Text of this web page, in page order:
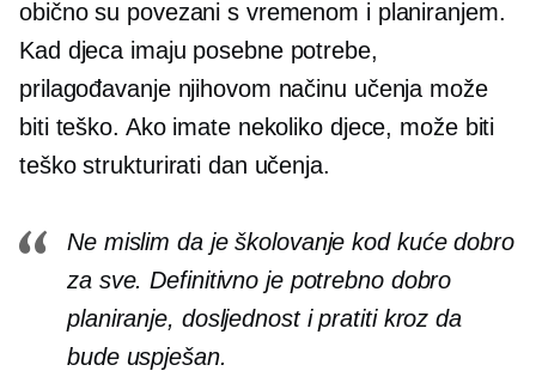
obično su povezani s vremenom i planiranjem.
Kad djeca imaju posebne potrebe,
prilagođavanje njihovom načinu učenja može
biti teško. Ako imate nekoliko djece, može biti
teško strukturirati dan učenja.
Ne mislim da je školovanje kod kuće dobro
za sve. Definitivno je potrebno dobro
planiranje, dosljednost ipratiti kroz da
bude uspješan.